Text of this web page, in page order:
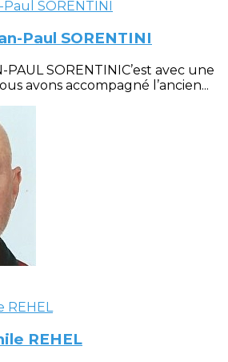
Paul SORENTINI
PAUL SORENTINIC’est avec une
avons accompagné l’ancien...
REHEL